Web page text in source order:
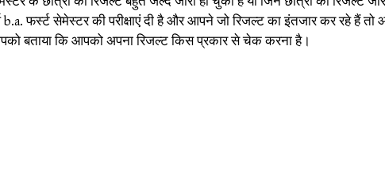
फर्स्ट सेमेस्टर की परीक्षाएं दी है और आपने जो रिजल्ट का इंतजार कर रहे हैं
बताया कि आपको अपना रिजल्ट किस प्रकार से चेक करना है।